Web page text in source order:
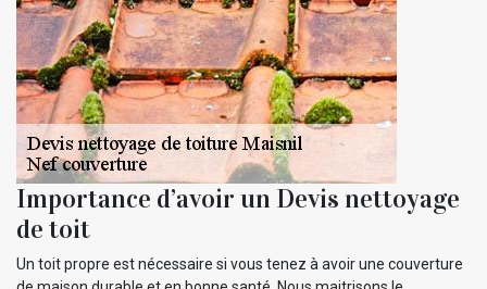
Importance d’avoir un Devis nettoyage
de toit
Un toit propre est nécessaire si vous tenez à avoir une couverture